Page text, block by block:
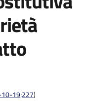
10-19;227)